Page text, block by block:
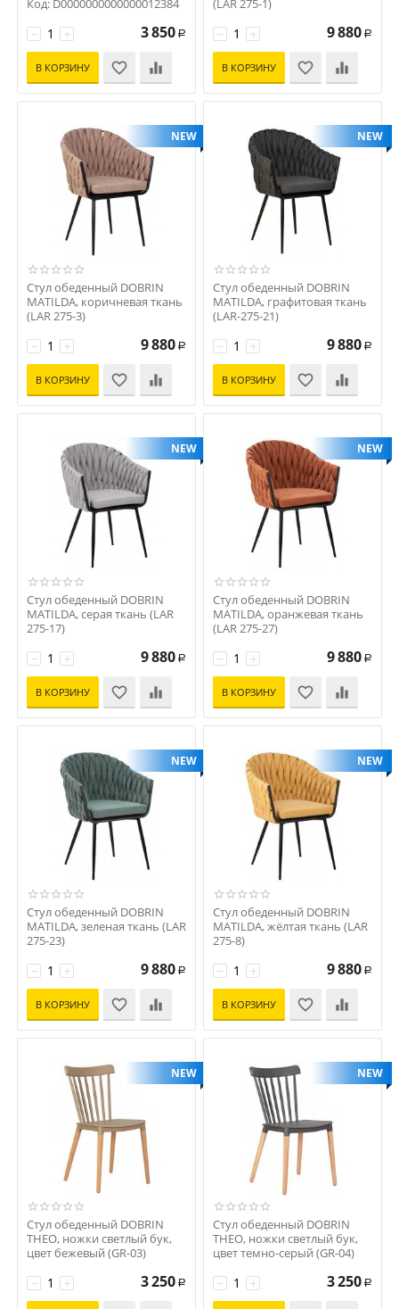
Код: D0000000000000012384
+
− 3 850 Р
В КОРЗИНУ
(LAR 275-1)
+
− 9 880 Р
В КОРЗИНУ
NEW
Стул обеденный DOBRIN
MATILDA, коричневая ткань
(LAR 275-3)
+
− 9 880 Р
В КОРЗИНУ
NEW
Стул обеденный DOBRIN
MATILDA, графитовая ткань
(LAR-275-21)
+
− 9 880 Р
В КОРЗИНУ
NEW
Стул обеденный DOBRIN
MATILDA, серая ткань (LAR
275-17)
+
− 9 880 Р
В КОРЗИНУ
NEW
Стул обеденный DOBRIN
MATILDA, оранжевая ткань
(LAR 275-27)
+
− 9 880 Р
В КОРЗИНУ
NEW
Стул обеденный DOBRIN
MATILDA, зеленая ткань (LAR
275-23)
+
− 9 880 Р
В КОРЗИНУ
NEW
Стул обеденный DOBRIN
MATILDA, жёлтая ткань (LAR
275-8)
+
− 9 880 Р
В КОРЗИНУ
NEW
Стул обеденный DOBRIN
THEO, ножки светлый бук,
цвет бежевый (GR-03)
+
− 3 250 Р
NEW
Стул обеденный DOBRIN
THEO, ножки светлый бук,
цвет темно-серый (GR-04)
+
− 3 250 Р